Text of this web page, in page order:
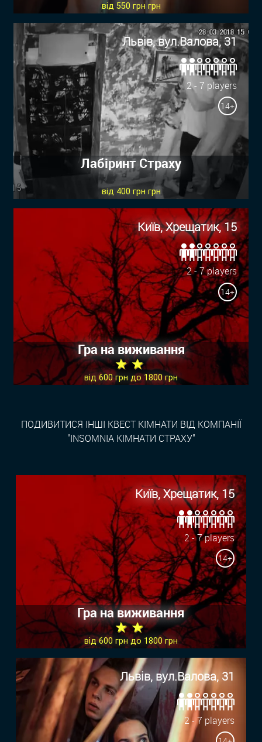
від 550 грн грн
Львів, вул.Валова, 31
2 - 7 players
14+
Лабіринт Страху
від 400 грн грн
Київ, Хрещатик, 15
2 - 7 players
14+
Гра на виживання
★ ★
від 600 грн до 1800 грн
ПОДИВИТИСЯ ІНШІ КВЕСТ КІМНАТИ ВІД КОМПАНІЇ
"INSOMNIA КІМНАТИ СТРАХУ"
Київ, Хрещатик, 15
2 - 7 players
14+
Гра на виживання
★ ★
від 600 грн до 1800 грн
Львів, вул.Валова, 31
2 - 7 players